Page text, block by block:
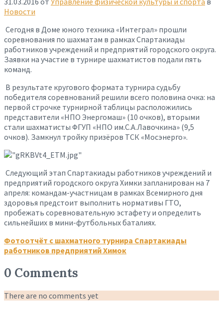
Новости
Сегодня в Доме юного техника «Интеграл» прошли
соревнования по шахматам в рамках Спартакиады
работников учреждений и предприятий городского округа.
Заявки на участие в турнире шахматистов подали пять
команд.
В результате кругового формата турнира судьбу
победителя соревнований решили всего половина очка: на
первой строчке турнирной таблицы расположились
представители «НПО Энергомаш» (10 очков), вторыми
стали шахматисты ФГУП «НПО им.С.А.Лавочкина» (9,5
очков). Замкнул тройку призёров ТСК «Мосэнерго».
Следующий этап Спартакиады работников учреждений и
предприятий городского округа Химки запланирован на 7
апреля: командам-участницам в рамках Всемирного дня
здоровья предстоит выполнить нормативы ГТО,
пробежать соревновательную эстафету и определить
сильнейших в мини-футбольных баталиях.
Фотоотчёт с шахматного турнира Спартакиады
работников предприятий Химок
0 Comments
There are no comments yet